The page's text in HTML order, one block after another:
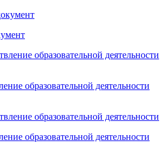
образовательной деятельности
образовательной деятельности